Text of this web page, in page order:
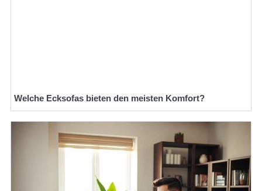
Welche Ecksofas bieten den meisten Komfort?